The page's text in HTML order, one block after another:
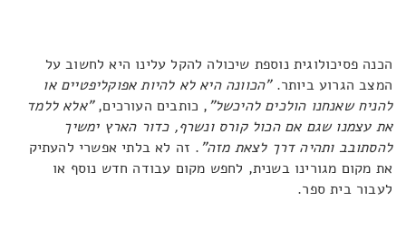
הכנה פסיכולוגית נוספת שיכולה להקל עלינו היא לחשוב על
המצב הגרוע ביותר."הכוונה היא לא להיות אפוקליפטיים או
להניח שאנחנו הולכים להיכשל", כותבים העורכים,"אלא ללמד
את עצמנו שגם אם הכול קורס ונשרף, כדור הארץ ימשיך
להסתובב ותהיה דרך לצאת מזה". זה לא בלתי אפשרי להעתיק
את מקום מגורינו בשנית, לחפש מקום עבודה חדש נוסף או
לעבור בית ספר.